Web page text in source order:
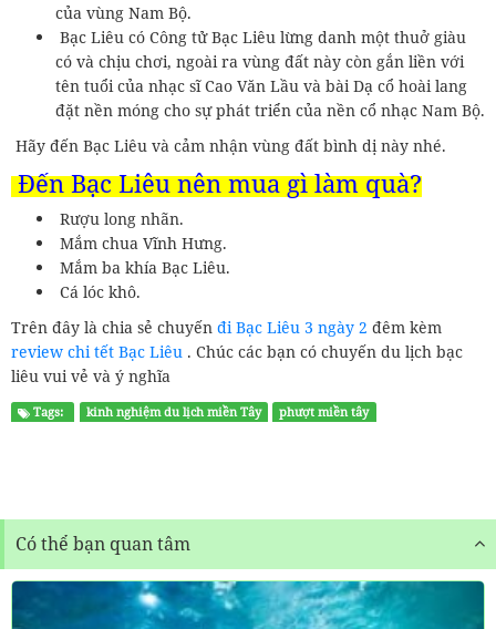
của vùng Nam Bộ.
Bạc Liêu có Công tử Bạc Liêu lừng danh một thuở giàu
có và chịu chơi, ngoài ra vùng đất này còn gắn liền với
tên tuổi của nhạc sĩ Cao Văn Lầu và bài Dạ cổ hoài lang
đặt nền móng cho sự phát triển của nền cổ nhạc Nam Bộ.
Hãy đến Bạc Liêu và cảm nhận vùng đất bình dị này nhé.
Đến Bạc Liêu nên mua gì làm quà?
Rượu long nhãn.
Mắm chua Vĩnh Hưng.
Mắm ba khía Bạc Liêu.
Cá lóc khô.
Trên đây là chia sẻ chuyến đi Bạc Liêu 3 ngày 2 đêm kèm
review chi tết Bạc Liêu . Chúc các bạn có chuyến du lịch bạc
liêu vui vẻ và ý nghĩa
Tags: kinh nghiệm du lịch miền Tây phượt miền tây
Có thể bạn quan tâm